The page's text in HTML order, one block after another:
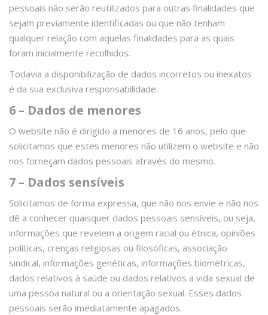
pessoais não serão reutilizados para outras finalidades que
sejam previamente identificadas ou que não tenham
qualquer relação com aquelas finalidades para as quais
foram inicialmente recolhidos.
Todavia a disponibilização de dados incorretos ou inexatos
é da sua exclusiva responsabilidade.
6 – Dados de menores
O website não é dirigido a menores de 16 anos, pelo que
solicitamos que estes menores não utilizem o website e não
nos forneçam dados pessoais através do mesmo.
7 – Dados sensíveis
Solicitamos de forma expressa, que não nos envie e não nos
dê a conhecer quaisquer dados pessoais sensíveis, ou seja,
informações que revelem a origem racial ou étnica, opiniões
políticas, crenças religiosas ou filosóficas, associação
sindical, informações genéticas, informações biométricas,
dados relativos à saúde ou dados relativos a vida sexual de
uma pessoa natural ou a orientação sexual. Esses dados
pessoais serão imediatamente apagados.